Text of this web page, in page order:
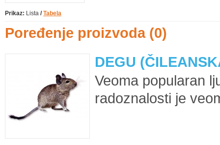
Prikaz: Lista / Tabela
Poređenje proizvoda (0)
DEGU
Veoma popularan
radoznalosti je